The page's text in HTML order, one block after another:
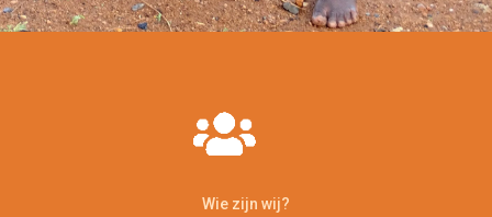
Wie zijn wij?